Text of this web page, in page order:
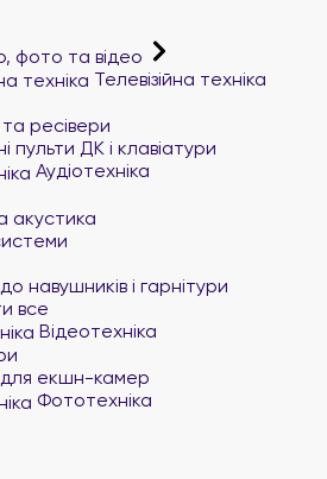
фото та відео
Телевізійна техніка
ресівери
пульти ДК і клавіатури
Аудіотехніка
акустика
навушників і гарнітури
все
Відеотехніка
екшн-камер
Фототехніка